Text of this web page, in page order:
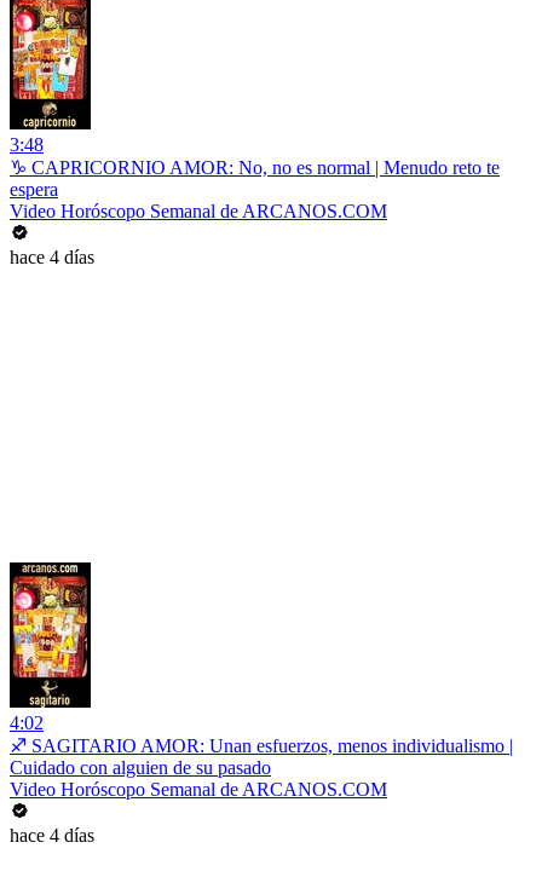
3:48
♑ CAPRICORNIO AMOR: No, no es normal | Menudo reto te
espera
Video Horóscopo Semanal de ARCANOS.COM
hace 4 días
4:02
♐ SAGITARIO AMOR: Unan esfuerzos, menos individualismo |
Cuidado con alguien de su pasado
Video Horóscopo Semanal de ARCANOS.COM
hace 4 días